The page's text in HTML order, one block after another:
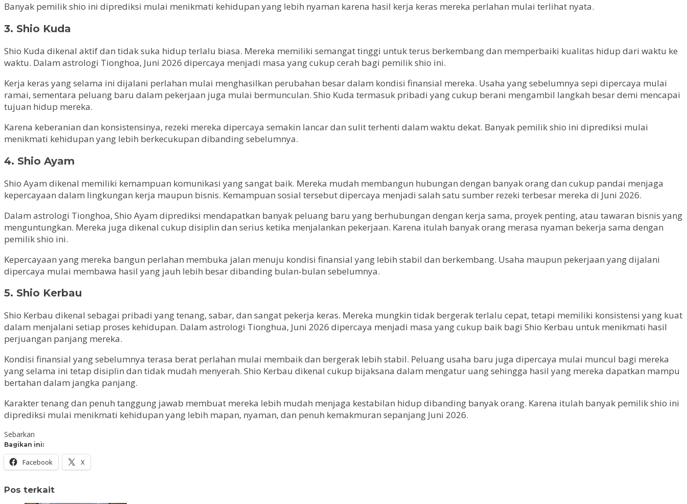
Banyak pemilik shio ini diprediksi mulai menikmati kehidupan yang lebih nyaman karena hasil kerja keras mereka perlahan mulai terlihat nyata.
3. Shio Kuda
Shio Kuda dikenal aktif dan tidak suka hidup terlalu biasa. Mereka memiliki semangat tinggi untuk terus berkembang dan memperbaiki kualitas hidup dari waktu ke
waktu. Dalam astrologi Tionghoa, Juni 2026 dipercaya menjadi masa yang cukup cerah bagi pemilik shio ini.
Kerja keras yang selama ini dijalani perlahan mulai menghasilkan perubahan besar dalam kondisi finansial mereka. Usaha yang sebelumnya sepi dipercaya mulai
ramai, sementara peluang baru dalam pekerjaan juga mulai bermunculan. Shio Kuda termasuk pribadi yang cukup berani mengambil langkah besar demi mencapai
tujuan hidup mereka.
Karena keberanian dan konsistensinya, rezeki mereka dipercaya semakin lancar dan sulit terhenti dalam waktu dekat. Banyak pemilik shio ini diprediksi mulai
menikmati kehidupan yang lebih berkecukupan dibanding sebelumnya.
4. Shio Ayam
Shio Ayam dikenal memiliki kemampuan komunikasi yang sangat baik. Mereka mudah membangun hubungan dengan banyak orang dan cukup pandai menjaga
kepercayaan dalam lingkungan kerja maupun bisnis. Kemampuan sosial tersebut dipercaya menjadi salah satu sumber rezeki terbesar mereka di Juni 2026.
Dalam astrologi Tionghoa, Shio Ayam diprediksi mendapatkan banyak peluang baru yang berhubungan dengan kerja sama, proyek penting, atau tawaran bisnis yang
menguntungkan. Mereka juga dikenal cukup disiplin dan serius ketika menjalankan pekerjaan. Karena itulah banyak orang merasa nyaman bekerja sama dengan
pemilik shio ini.
Kepercayaan yang mereka bangun perlahan membuka jalan menuju kondisi finansial yang lebih stabil dan berkembang. Usaha maupun pekerjaan yang dijalani
dipercaya mulai membawa hasil yang jauh lebih besar dibanding bulan-bulan sebelumnya.
5. Shio Kerbau
Shio Kerbau dikenal sebagai pribadi yang tenang, sabar, dan sangat pekerja keras. Mereka mungkin tidak bergerak terlalu cepat, tetapi memiliki konsistensi yang kuat
dalam menjalani setiap proses kehidupan. Dalam astrologi Tionghua, Juni 2026 dipercaya menjadi masa yang cukup baik bagi Shio Kerbau untuk menikmati hasil
perjuangan panjang mereka.
Kondisi finansial yang sebelumnya terasa berat perlahan mulai membaik dan bergerak lebih stabil. Peluang usaha baru juga dipercaya mulai muncul bagi mereka
yang selama ini tetap disiplin dan tidak mudah menyerah. Shio Kerbau dikenal cukup bijaksana dalam mengatur uang sehingga hasil yang mereka dapatkan mampu
bertahan dalam jangka panjang.
Karakter tenang dan penuh tanggung jawab membuat mereka lebih mudah menjaga kestabilan hidup dibanding banyak orang. Karena itulah banyak pemilik shio ini
diprediksi mulai menikmati kehidupan yang lebih mapan, nyaman, dan penuh kemakmuran sepanjang Juni 2026.
Sebarkan
Bagikan ini:
Facebook X
Pos terkait